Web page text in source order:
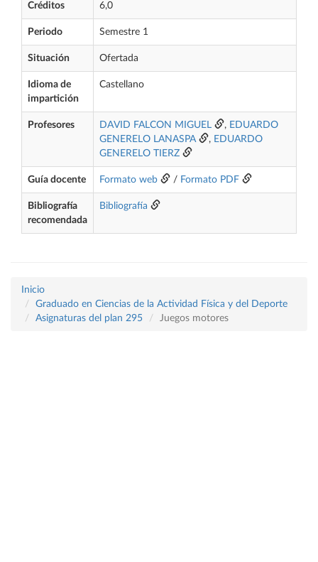
Créditos 6,0
Periodo Semestre 1
Situación Ofertada
Idioma de
impartición
Castellano
Profesores DAVID FALCON MIGUEL , EDUARDO
GENERELO LANASPA
, EDUARDO
GENERELO TIERZ
Guía docente Formato web / Formato PDF
Bibliografía
recomendada
Bibliografía
Inicio
Graduado en Ciencias de la Actividad Física y del Deporte
Asignaturas del plan 295
Juegos motores